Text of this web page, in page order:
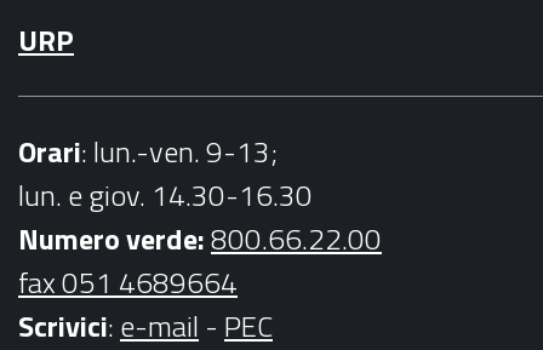
URP
Orari: lun.-ven. 9-13;
lun. e giov. 14.30-16.30
Numero verde:800.66.22.00
fax 051 4689664
Scrivici:e-mail - PEC